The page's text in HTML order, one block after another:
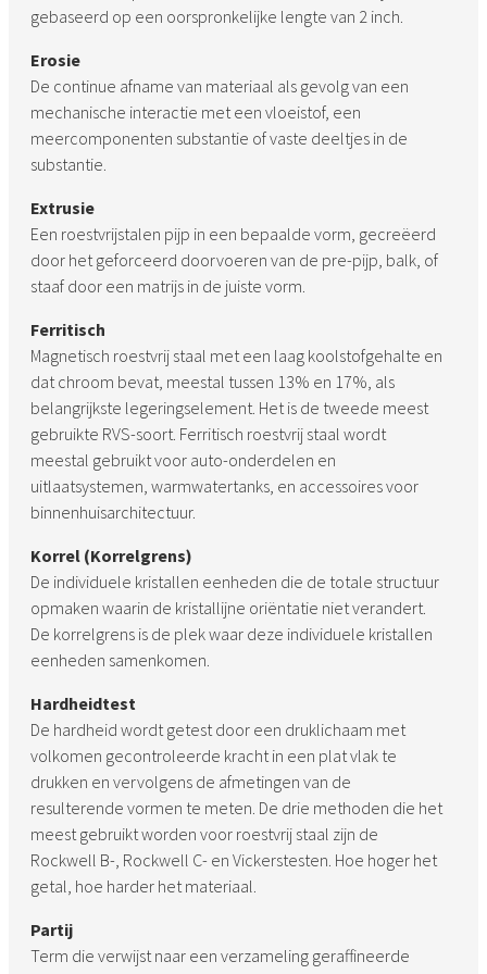
gebaseerd op een oorspronkelijke lengte van 2 inch.
Erosie
De continue afname van materiaal als gevolg van een
mechanische interactie met een vloeistof, een
meercomponenten substantie of vaste deeltjes in de
substantie.
Extrusie
Een roestvrijstalen pijp in een bepaalde vorm, gecreëerd
door het geforceerd doorvoeren van de pre-pijp, balk, of
staaf door een matrijs in de juiste vorm.
Ferritisch
Magnetisch roestvrij staal met een laag koolstofgehalte en
dat chroom bevat, meestal tussen 13% en 17%, als
belangrijkste legeringselement. Het is de tweede meest
gebruikte RVS-soort. Ferritisch roestvrij staal wordt
meestal gebruikt voor auto-onderdelen en
uitlaatsystemen, warmwatertanks, en accessoires voor
binnenhuisarchitectuur.
Korrel (Korrelgrens)
De individuele kristallen eenheden die de totale structuur
opmaken waarin de kristallijne oriëntatie niet verandert.
De korrelgrens is de plek waar deze individuele kristallen
eenheden samenkomen.
Hardheidtest
De hardheid wordt getest door een druklichaam met
volkomen gecontroleerde kracht in een plat vlak te
drukken en vervolgens de afmetingen van de
resulterende vormen te meten. De drie methoden die het
meest gebruikt worden voor roestvrij staal zijn de
Rockwell B-, Rockwell C- en Vickerstesten. Hoe hoger het
getal, hoe harder het materiaal.
Partij
Term die verwijst naar een verzameling geraffineerde